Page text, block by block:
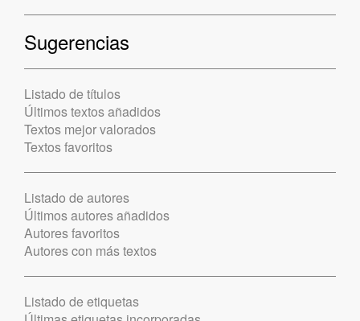
Sugerencias
Listado de títulos
Últimos textos añadidos
Textos mejor valorados
Textos favoritos
Listado de autores
Últimos autores añadidos
Autores favoritos
Autores con más textos
Listado de etiquetas